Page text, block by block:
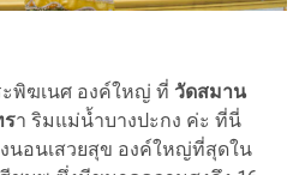
ฆเนศ องค์ใหญ่ ที่ วัดสมาน
รา ริมแม่น้ำบางปะกง ค่ะ ที่นี่
นอนเสวยสุข องค์ใหญ่ที่สุดใน